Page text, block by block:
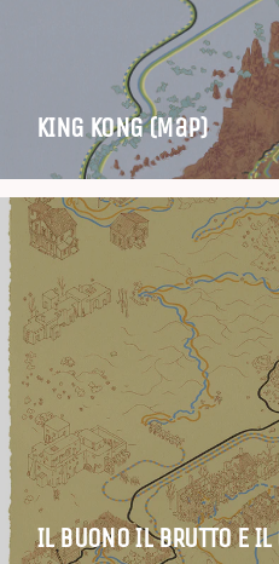
KING KONG (Map)
IL BUONO IL BRUTTO E